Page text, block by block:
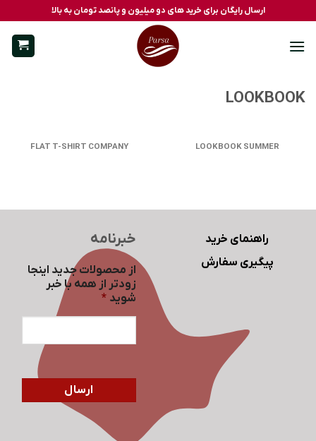
to
content
ارسال رایگان برای خرید های دو میلیون و پانصد تومان به بالا
LOOKBOOK
LOOKBOOK SUMMER
FLAT T-SHIRT COMPANY
راهنمای خرید
پیگیری سفارش
خبرنامه
از محصولات جدید اینجا
زودتر از همه با خبر
شوید *